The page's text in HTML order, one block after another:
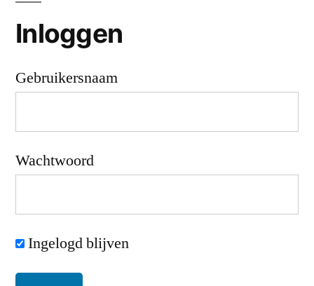
Inloggen
Gebruikersnaam
Wachtwoord
Ingelogd blijven